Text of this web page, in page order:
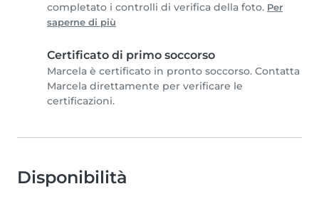
completato i controlli di verifica della foto. Per
saperne di più
Certificato di primo soccorso
Marcela è certificato in pronto soccorso. Contatta
Marcela direttamente per verificare le
certificazioni.
Disponibilità